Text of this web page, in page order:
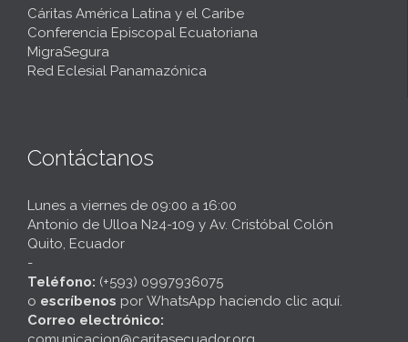
Cáritas América Latina y el Caribe
Conferencia Episcopal Ecuatoriana
MigraSegura
Red Eclesial Panamazónica
Contáctanos
Lunes a viernes de 09:00 a 16:00
Antonio de Ulloa N24-109 y Av. Cristóbal Colón
Quito, Ecuador
-
Teléfono: (+593) 0997936075
o escríbenos por WhatsApp haciendo clic aquí.
Correo electrónico: